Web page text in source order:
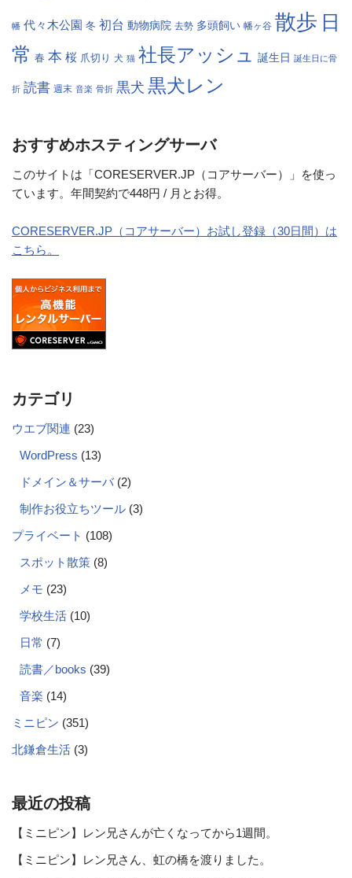
幡 代々木公園 冬 初台 動物病院 去勢 多頭飼い 幡ヶ谷 散歩 日
常 春 本 桜 爪切り 犬 猫 社長アッシュ 誕生日 誕生日に骨
折 読書 週末 音楽 骨折 黒犬 黒犬レン
おすすめホスティングサーバ
このサイトは「CORESERVER.JP（コアサーバー）」を使っ
ています。年間契約で448円 / 月とお得。
CORESERVER.JP（コアサーバー）お試し登録（30日間）は
こちら。
カテゴリ
ウエブ関連 (23)
WordPress (13)
ドメイン＆サーバ(2)
制作お役立ちツール (3)
プライベート (108)
スポット散策 (8)
メモ (23)
学校生活 (10)
日常 (7)
読書／books (39)
音楽 (14)
ミニピン (351)
北鎌倉生活 (3)
最近の投稿
【ミニピン】レン兄さんが亡くなってから1週間。
【ミニピン】レン兄さん、虹の橋を渡りました。